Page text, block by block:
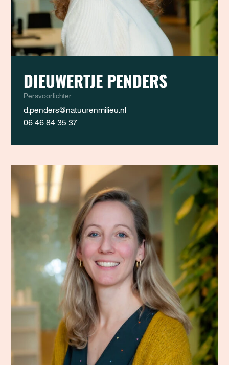
DIEUWERTJE PENDERS
Persvoorlichter
d.penders@natuurenmilieu.nl
06 46 84 35 37